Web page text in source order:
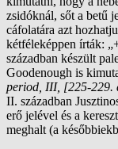
zsidóknál, sőt a betű
cáfolatára azt
kétféleképpen írták:
században készült
Goodenough is
period, III, [225-229.
II. században
erő jelével és a
meghalt (a